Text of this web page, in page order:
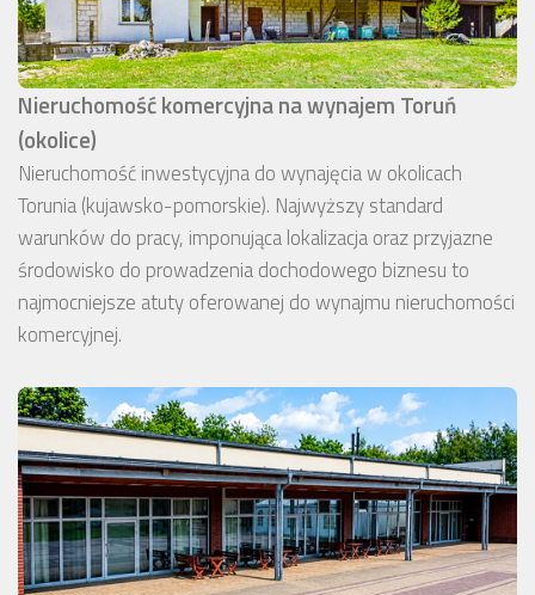
Nieruchomość komercyjna na wynajem Toruń
(okolice)
Nieruchomość inwestycyjna do wynajęcia w okolicach
Torunia (kujawsko-pomorskie). Najwyższy standard
warunków do pracy, imponująca lokalizacja oraz przyjazne
środowisko do prowadzenia dochodowego biznesu to
najmocniejsze atuty oferowanej do wynajmu nieruchomości
komercyjnej.